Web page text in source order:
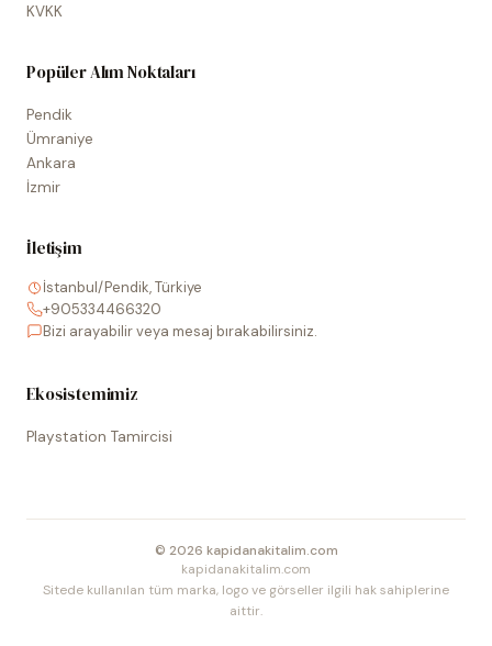
KVKK
Popüler Alım Noktaları
Pendik
Ümraniye
Ankara
İzmir
İletişim
İstanbul/Pendik, Türkiye
+905334466320
Bizi arayabilir veya mesaj bırakabilirsiniz.
Ekosistemimiz
Playstation Tamircisi
© 2026 kapidanakitalim.com
kapidanakitalim.com
Sitede kullanılan tüm marka, logo ve görseller ilgili hak sahiplerine
aittir.